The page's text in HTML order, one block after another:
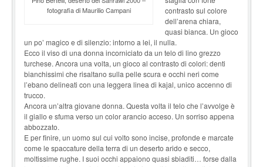
fotografia di Maurilio Campani
contrasto sul colore
dell’arena chiara,
quasi bianca. Un gioco
un po’ magico e di silenzio: intorno a lei, il nulla.
Ecco il viso di una donna incorniciato da un telo di lino grezzo
turchese. Ancora una volta, un gioco al contrasto di colori: denti
bianchissimi che risaltano sulla pelle scura e occhi neri come
l’ebano delineati con una leggera linea di kajal, unico accenno di
trucco.
Ancora un’altra giovane donna. Questa volta il telo che l’avvolge è
il giallo e sfuma verso un color arancio acceso. Un sorriso appena
abbozzato.
E per finire, un uomo sul cui volto sono incise, profonde e marcate
come le spaccature della terra di un deserto arido e secco,
moltissime rughe. I suoi occhi appaiono quasi sbiaditi… forse dalla